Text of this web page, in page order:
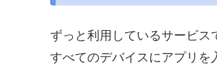
ずっと利用しているサービス
すべてのデバイスにアプリを